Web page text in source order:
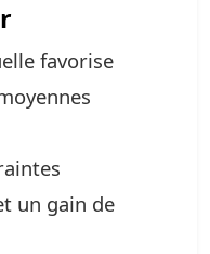
favorise
un gain de